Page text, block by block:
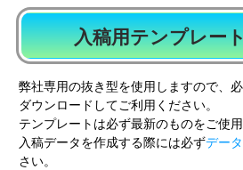
入稿用テンプレー
弊社専用の抜き型を使用しますので、
ダウンロードしてご利用ください。
テンプレートは必ず最新のものをご使用
入稿データを作成する際には必ずデー
さい。